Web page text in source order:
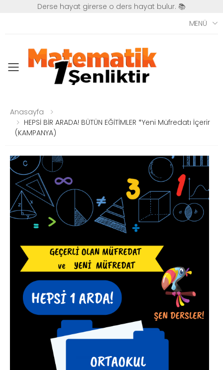
Derse hayat girerse o ders hayat bulur. 📚
MENÜ
Toggle mobile menu
Anasayfa
HEPSİ BİR ARADA! BÜTÜN EĞİTİMLER *Yeni Müfredatı İçerir
(KAMPANYA)